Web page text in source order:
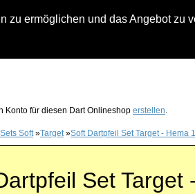
ermöglichen und das Angebot zu
Konto für diesen Dart Onlineshop erstellen.
Soft»Target»Soft Dartpfeil Set Target - Hema
Set Target